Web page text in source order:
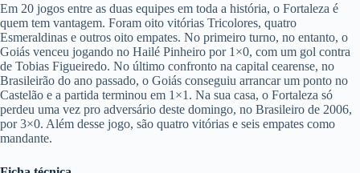
Em 20 jogos entre as duas equipes em toda a história, o Fortaleza é
quem tem vantagem. Foram oito vitórias Tricolores, quatro
Esmeraldinas e outros oito empates. No primeiro turno, no entanto, o
Goiás venceu jogando no Hailé Pinheiro por 1×0, com um gol contra
de Tobias Figueiredo. No último confronto na capital cearense, no
Brasileirão do ano passado, o Goiás conseguiu arrancar um ponto no
Castelão e a partida terminou em 1×1. Na sua casa, o Fortaleza só
perdeu uma vez pro adversário deste domingo, no Brasileiro de 2006,
por 3×0. Além desse jogo, são quatro vitórias e seis empates como
mandante.